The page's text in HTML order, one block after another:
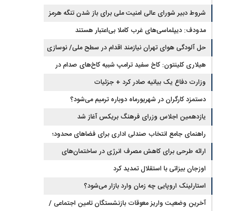
شروط دبیر شورای عالی امنیت ملی برای باز شدن تنگه هرمز
مدودف: دیپلماسی‌های غرب کاملا بی‌اعتبار هستند
حل آلودگی هوای تهران نیازمند اقدام در سطح ملی/ نوسازی
حمل‌ونقل و کنترل بارگذاری‌هادراولویت
هیلاری کلینتون: کاخ سفید ترامپ شبیه کاخ‌های صدام در
زمان سقوط است
وزارت دفاع یک بیانیه صادر کرد + جزئیات
دستمزد کارگران در شهریورماه دوباره ترمیم می‌شود؟
یازدهمین اجلاس وزرای فرهنگ بریکس آغاز شد
راهنمای جامع انتخاب صندلی اداری برای فضاهای محدود؛
تلفیق ارگونومی و طراحی
ارائه طرحی برای کاهش مصرف انرژی در ساختمان‌های
مسکونی
اوزجان بیزاتی با استقلال تمدید کرد
استارلینک اروپایی چه زمان وارد بازار می‌شود؟
آخرین وضعیت واریز معوقات بازنشستگان تامین اجتماعی /